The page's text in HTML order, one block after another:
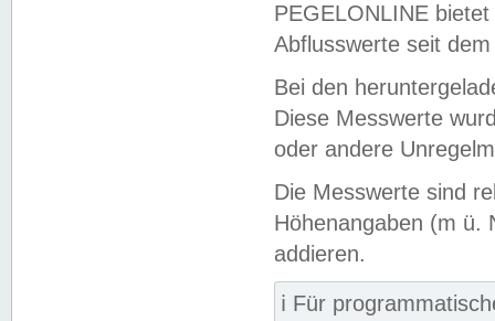
PEGELONLINE
Abflusswerte seit
Bei den
Diese Messwerte
oder andere
Die Messwerte sind
Höhenangaben (m ü.
addieren.
ℹ️ Für